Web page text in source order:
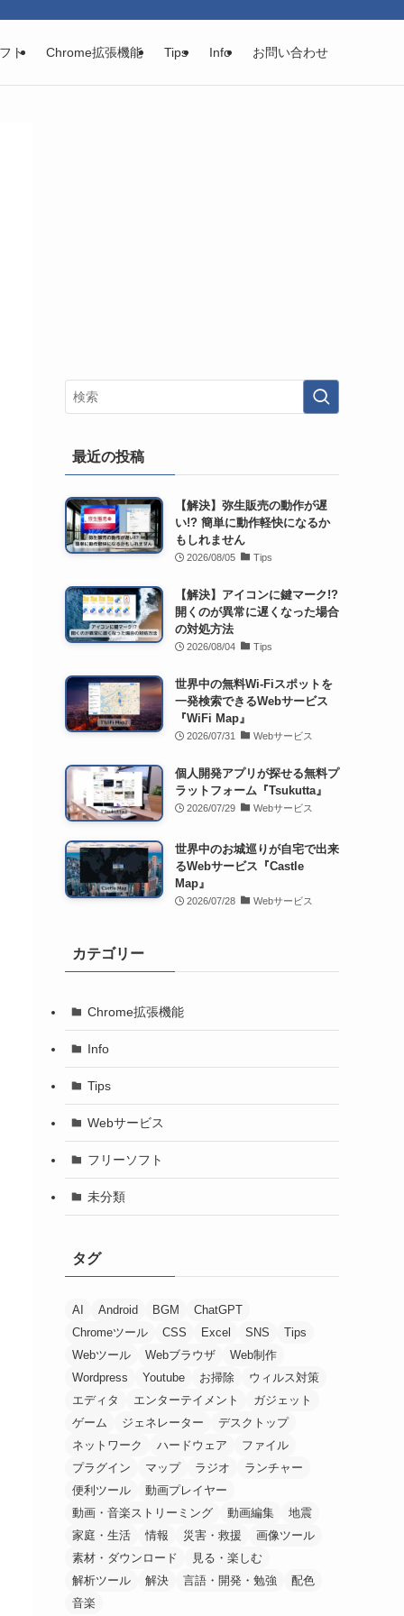
ト Chrome拡張機能 Tips Info お問い合わせ
最近の投稿
【解決】弥生販売の動作が遅
い!? 簡単に動作軽快になるか
もしれません
2026/08/05 Tips
【解決】アイコンに鍵マーク!?
開くのが異常に遅くなった場合
の対処方法
2026/08/04 Tips
世界中の無料Wi-Fiスポットを
一発検索できるWebサービス
『WiFi Map』
2026/07/31 Webサービス
個人開発アプリが探せる無料プ
ラットフォーム『Tsukutta』
2026/07/29 Webサービス
世界中のお城巡りが自宅で出来
るWebサービス『Castle
Map』
2026/07/28 Webサービス
カテゴリー
Chrome拡張機能
Info
Tips
Webサービス
フリーソフト
未分類
タグ
AI Android BGM
ChatGPT
Chromeツール
CSS Excel SNS
Tips
Webツール
Webブラウザ
Web制作
Wordpress
Youtube お掃除
ウィルス対策
エディタ
エンターテイメント
ガジェット
ゲーム
ジェネレーター
デスクトップ
ネットワーク
ハードウェア
ファイル
プラグイン
マップ ラジオ
ランチャー
便利ツール
動画プレイヤー
動画・音楽ストリーミング
動画編集
地震
家庭・生活
情報 災害・救援
画像ツール
素材・ダウンロード
見る・楽しむ
解析ツール
解決 言語・開発・勉強
配色
音楽